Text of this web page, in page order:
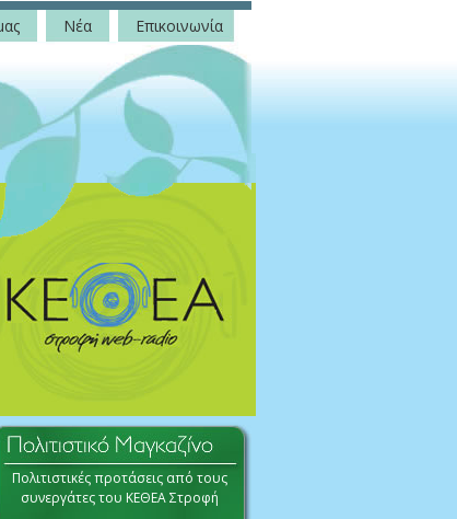
Νέα Επικοινωνία
Πολιτιστικές προτάσεις από τους
συνεργάτες του ΚΕΘΕΑ Στροφή